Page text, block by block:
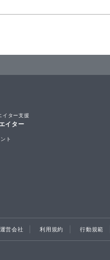
イター支援
イター
ト
運営会社 利用規約 行動規範